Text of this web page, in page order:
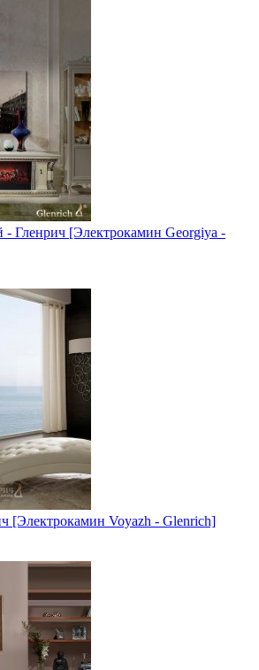
- Гленрич [Электрокамин Georgiya -
[Электрокамин Voyazh - Glenrich]